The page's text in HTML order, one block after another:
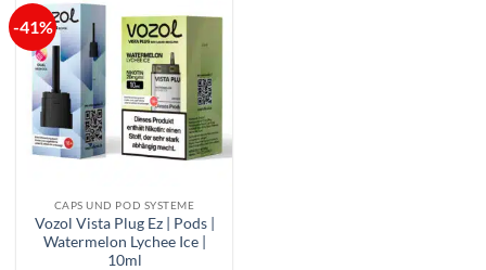
-41%
CAPS UND POD SYSTEME
Vozol Vista Plug Ez | Pods |
Watermelon Lychee Ice |
10ml